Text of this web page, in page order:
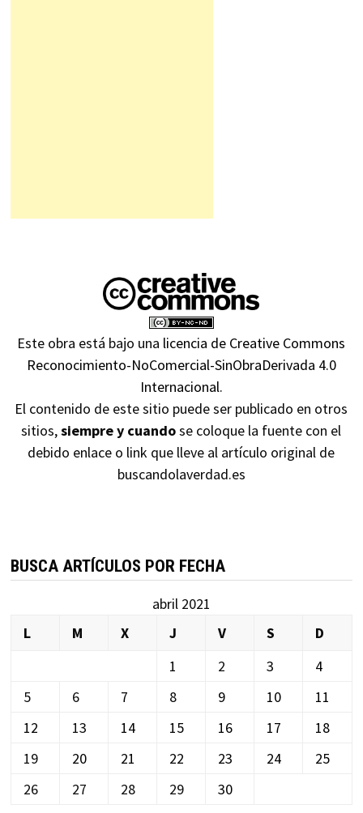
Este obra está bajo una licencia de Creative Commons
Reconocimiento-NoComercial-SinObraDerivada 4.0
Internacional.
El contenido de este sitio puede ser publicado en otros
sitios,siempre y cuandose coloque la fuente con el
debido enlace o link que lleve al artículo original de
buscandolaverdad.es
BUSCA ARTÍCULOS POR FECHA
abril 2021
L
M X J V S
D
1
2 3
4
5
6 7 8 9 10
11
12
13 14 15 16 17
18
19
20 21 22 23 24
25
26
27 28 29 30